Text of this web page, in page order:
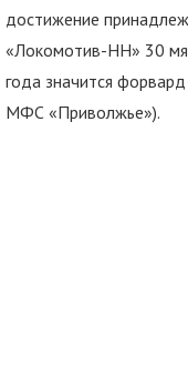
достижение
«Локомотив-НН» 30
года значится
МФС «Приволжье»).